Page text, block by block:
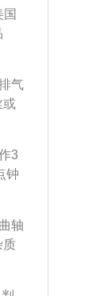
气
或
将
起
酸
3
钟
的轴
质
、